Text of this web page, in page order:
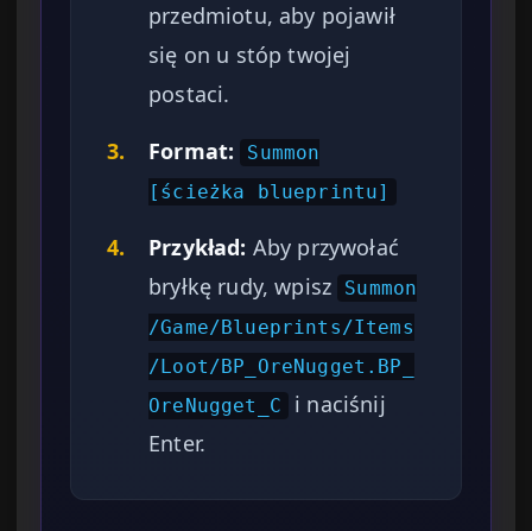
przedmiotu, aby pojawił
się on u stóp twojej
postaci.
3.
Format:
Summon
[ścieżka blueprintu]
4. Przykład: Aby przywołać
bryłkę rudy, wpisz
Summon
/Game/Blueprints/Items
/Loot/BP_OreNugget.BP_
OreNugget_C
i naciśnij
Enter.